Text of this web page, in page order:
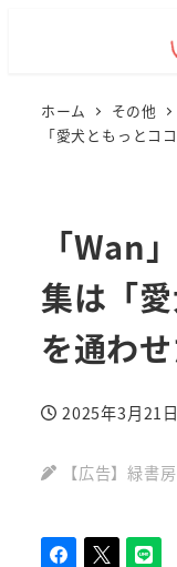
ホーム その他
「愛犬ともっとコ
「Wan
集は「
を通わせ
投稿日
2025年3月21日
【広告】緑書房